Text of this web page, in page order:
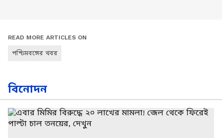
READ MORE ARTICLES ON
পশ্চিমবঙ্গের খবর
বিনোদন